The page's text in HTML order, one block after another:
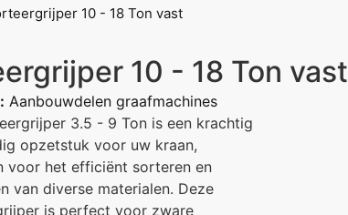
10 - 18 Ton vast
10 - 18 Ton vast
Aanbouwdelen graafmachines
3.5 - 9 Ton is een krachtig
opzetstuk voor uw kraan,
voor het efficiënt sorteren en
van diverse materialen. Deze
is perfect voor zware